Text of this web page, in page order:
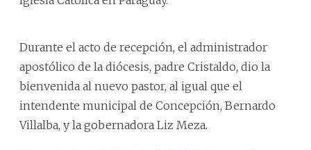
Durante el acto de recepción, el administrador
apostólico de la diócesis, padre Cristaldo, dio la
bienvenida al nuevo pastor, al igual que el
intendente municipal de Concepción, Bernardo
Villalba, y la gobernadora Liz Meza.